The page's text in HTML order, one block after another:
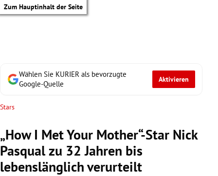
Zum Hauptinhalt der Seite
Wählen Sie KURIER als bevorzugte
Google-Quelle
Aktivieren
Stars
„How I Met Your Mother“-Star Nick
Pasqual zu 32 Jahren bis
lebenslänglich verurteilt